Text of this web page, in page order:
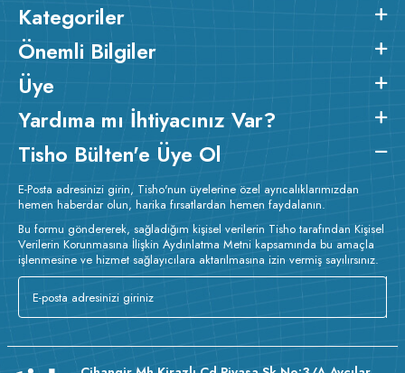
Kategoriler
Önemli Bilgiler
Üye
Yardıma mı İhtiyacınız Var?
Tisho Bülten'e Üye Ol
E-Posta adresinizi girin, Tisho'nun üyelerine özel ayrıcalıklarımızdan
hemen haberdar olun, harika fırsatlardan hemen faydalanın.
Bu formu göndererek, sağladığım kişisel verilerin Tisho tarafından Kişisel
Verilerin Korunmasına İlişkin Aydınlatma Metni kapsamında bu amaçla
işlenmesine ve hizmet sağlayıcılara aktarılmasına izin vermiş sayılırsınız.